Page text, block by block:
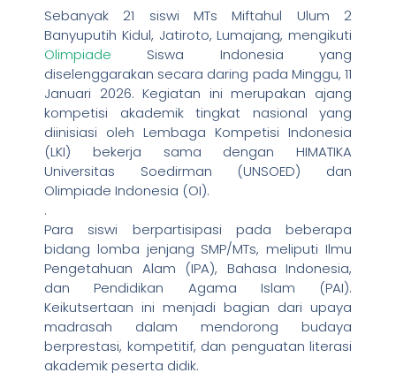
Sebanyak 21 siswi MTs Miftahul Ulum 2
Banyuputih Kidul, Jatiroto, Lumajang, mengikuti
Olimpiade Siswa Indonesia yang
diselenggarakan secara daring pada Minggu, 11
Januari 2026. Kegiatan ini merupakan ajang
kompetisi akademik tingkat nasional yang
diinisiasi oleh Lembaga Kompetisi Indonesia
(LKI) bekerja sama dengan HIMATIKA
Universitas Soedirman (UNSOED) dan
Olimpiade Indonesia (OI).
.
Para siswi berpartisipasi pada beberapa
bidang lomba jenjang SMP/MTs, meliputi Ilmu
Pengetahuan Alam (IPA), Bahasa Indonesia,
dan Pendidikan Agama Islam (PAI).
Keikutsertaan ini menjadi bagian dari upaya
madrasah dalam mendorong budaya
berprestasi, kompetitif, dan penguatan literasi
akademik peserta didik.